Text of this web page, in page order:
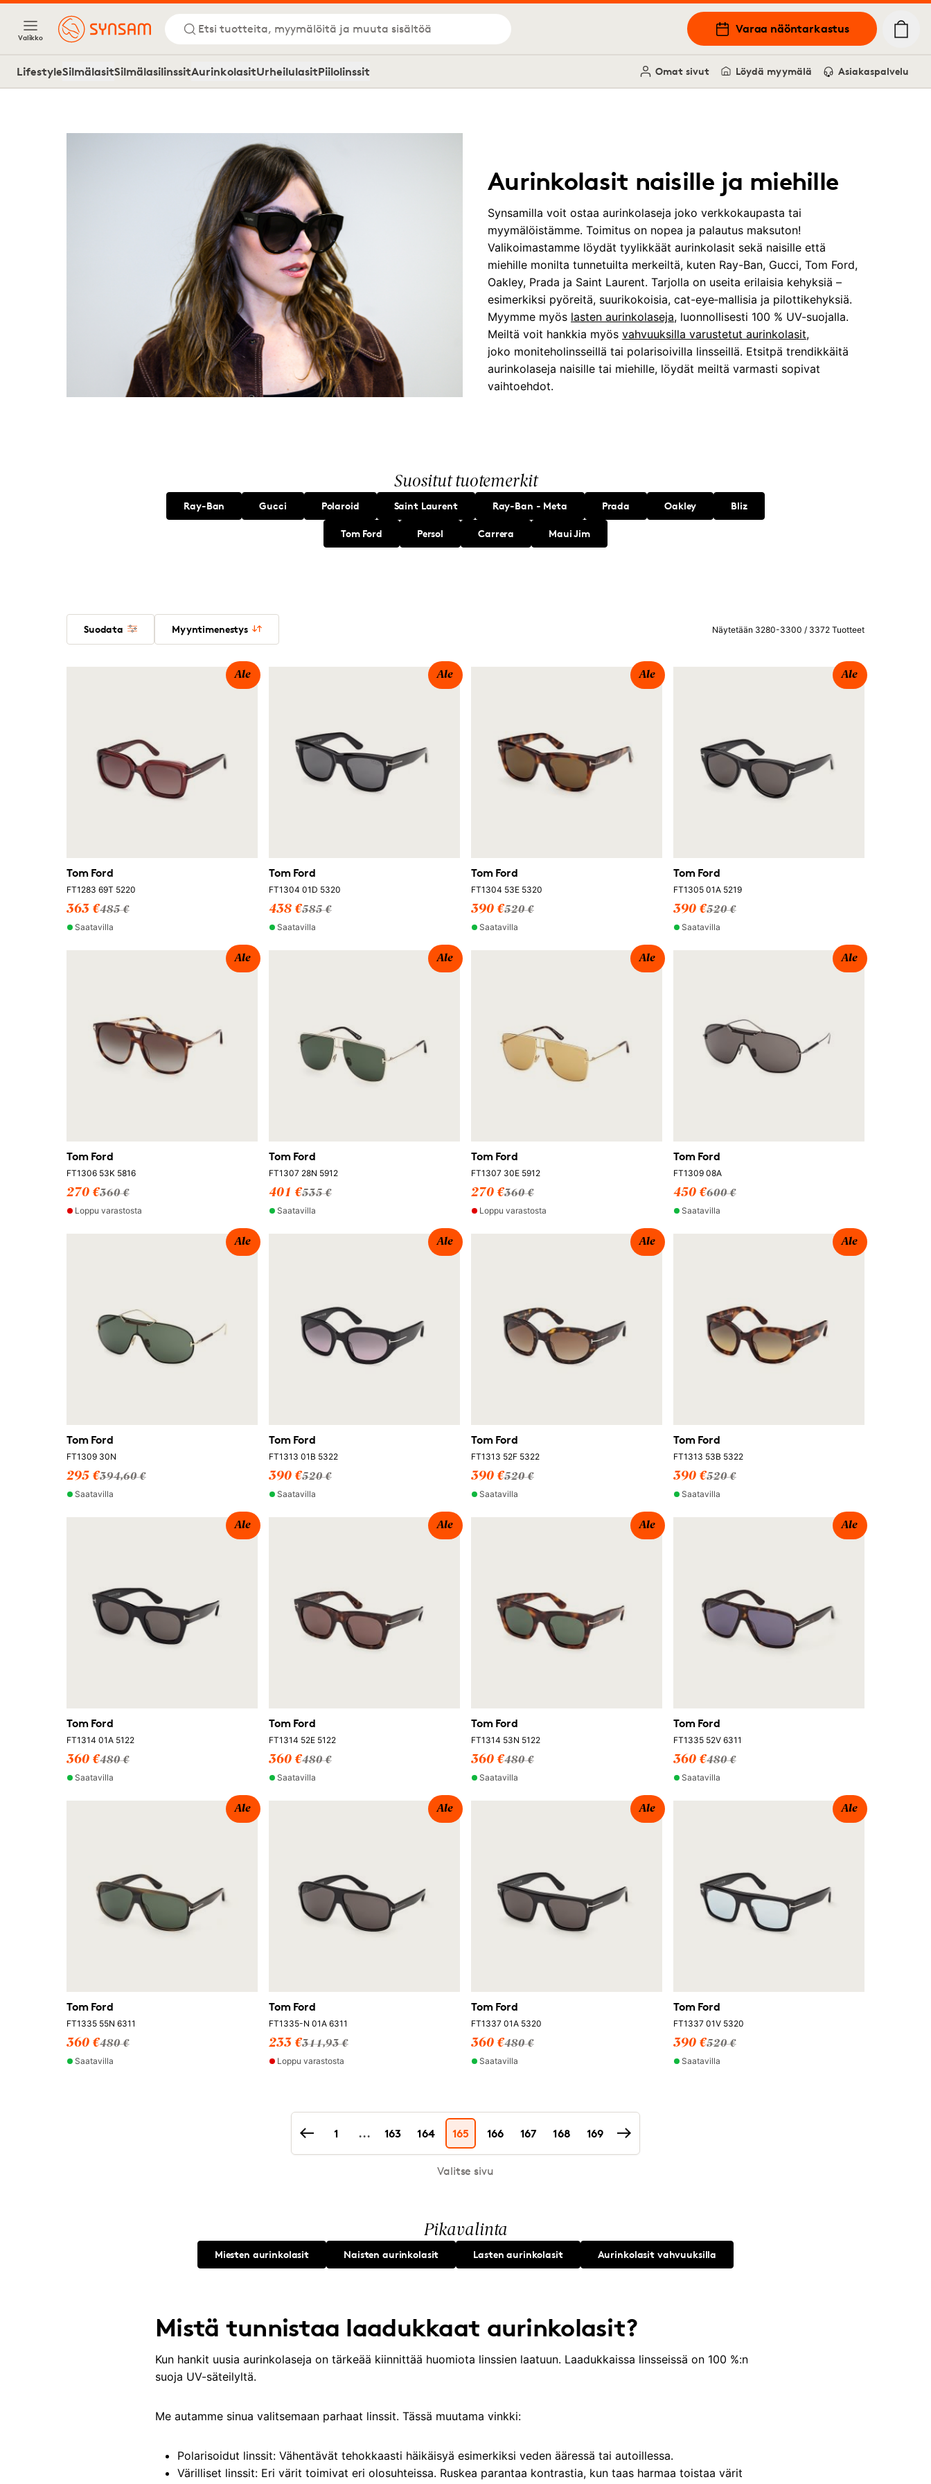
Valikko
Etsi tuotteita, myymälöitä ja muuta sisältöä Varaa näöntarkastus
LifestyleSilmälasitSilmälasilinssitAurinkolasitUrheilulasitPiilolinssit Omat sivut Löydä myymälä Asiakaspalvelu
Aurinkolasit naisille ja miehille
Synsamilla voit ostaa aurinkolaseja joko verkkokaupasta tai
myymälöistämme. Toimitus on nopea ja palautus maksuton!
Valikoimastamme löydät tyylikkäät aurinkolasit sekä naisille että
miehille monilta tunnetuilta merkeiltä, kuten Ray-Ban, Gucci, Tom Ford,
Oakley, Prada ja Saint Laurent. Tarjolla on useita erilaisia kehyksiä –
esimerkiksi pyöreitä, suurikokoisia, cat-eye‑mallisia ja pilottikehyksiä.
Myymme myös lasten aurinkolaseja, luonnollisesti 100 % UV-suojalla.
Meiltä voit hankkia myös vahvuuksilla varustetut aurinkolasit,
joko moniteholinsseillä tai polarisoivilla linsseillä. Etsitpä trendikkäitä
aurinkolaseja naisille tai miehille, löydät meiltä varmasti sopivat
vaihtoehdot.
Suositut tuotemerkit
Ray-Ban Gucci Polaroid Saint Laurent Ray-Ban - Meta Prada Oakley Bliz
Tom Ford Persol Carrera Maui Jim
Suodata Myyntimenestys Näytetään 3280-3300 / 3372 Tuotteet
Ale
Tom Ford
FT1283 69T 5220
363 €485 €
Saatavilla
Ale
Tom Ford
FT1304 01D 5320
438 €585 €
Saatavilla
Ale
Tom Ford
FT1304 53E 5320
390 €520 €
Saatavilla
Ale
Tom Ford
FT1305 01A 5219
390 €520 €
Saatavilla
Ale
Tom Ford
FT1306 53K 5816
270 €360 €
Loppu varastosta
Ale
Tom Ford
FT1307 28N 5912
401 €535 €
Saatavilla
Ale
Tom Ford
FT1307 30E 5912
270 €360 €
Loppu varastosta
Ale
Tom Ford
FT1309 08A
450 €600 €
Saatavilla
Ale
Tom Ford
FT1309 30N
295 €394,60 €
Saatavilla
Ale
Tom Ford
FT1313 01B 5322
390 €520 €
Saatavilla
Ale
Tom Ford
FT1313 52F 5322
390 €520 €
Saatavilla
Ale
Tom Ford
FT1313 53B 5322
390 €520 €
Saatavilla
Ale
Tom Ford
FT1314 01A 5122
360 €480 €
Saatavilla
Ale
Tom Ford
FT1314 52E 5122
360 €480 €
Saatavilla
Ale
Tom Ford
FT1314 53N 5122
360 €480 €
Saatavilla
Ale
Tom Ford
FT1335 52V 6311
360 €480 €
Saatavilla
Ale
Tom Ford
FT1335 55N 6311
360 €480 €
Saatavilla
Ale
Tom Ford
FT1335-N 01A 6311
233 €311,93 €
Loppu varastosta
Ale
Tom Ford
FT1337 01A 5320
360 €480 €
Saatavilla
Ale
Tom Ford
FT1337 01V 5320
390 €520 €
Saatavilla
1 ... 163 164 165 166 167 168 169
Valitse sivu
Pikavalinta
Miesten aurinkolasit Naisten aurinkolasit Lasten aurinkolasit Aurinkolasit vahvuuksilla
Mistä tunnistaa laadukkaat aurinkolasit?
Kun hankit uusia aurinkolaseja on tärkeää kiinnittää huomiota linssien laatuun. Laadukkaissa linsseissä on 100 %:n
suoja UV-säteilyltä.
Me autamme sinua valitsemaan parhaat linssit. Tässä muutama vinkki:
Polarisoidut linssit: Vähentävät tehokkaasti häikäisyä esimerkiksi veden ääressä tai autoillessa.
Värilliset linssit: Eri värit toimivat eri olosuhteissa. Ruskea parantaa kontrastia, kun taas harmaa toistaa värit